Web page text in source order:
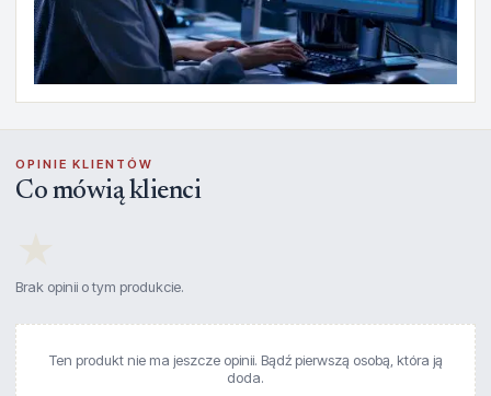
OPINIE KLIENTÓW
Co mówią klienci
Brak opinii o tym produkcie.
Ten produkt nie ma jeszcze opinii. Bądź pierwszą osobą, która ją
doda.